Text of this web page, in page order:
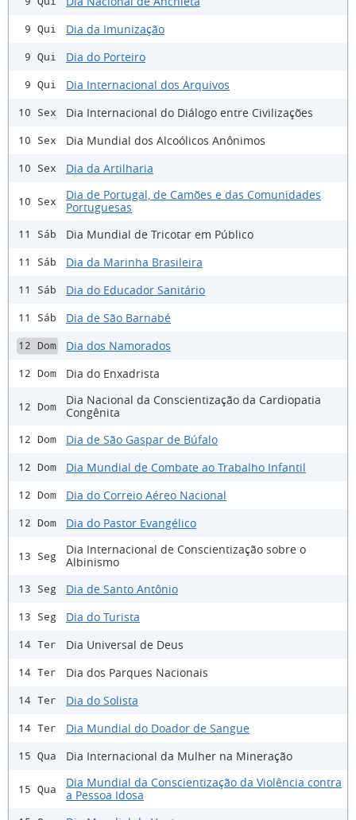
9 Qui Dia da Imunização
9 Qui Dia do Porteiro
9 Qui Dia Internacional dos Arquivos
10 Sex Dia Internacional do Diálogo entre Civilizações
10 Sex Dia Mundial dos Alcoólicos Anônimos
10 Sex Dia da Artilharia
10 Sex
Dia de Portugal, de Camões e das Comunidades
Portuguesas
11 Sáb Dia Mundial de Tricotar em Público
11 Sáb Dia da Marinha Brasileira
11 Sáb Dia do Educador Sanitário
11 Sáb Dia de São Barnabé
12 Dom Dia dos Namorados
12 Dom Dia do Enxadrista
12 Dom
Dia Nacional da Conscientização da Cardiopatia
Congênita
12 Dom Dia de São Gaspar de Búfalo
12 Dom Dia Mundial de Combate ao Trabalho Infantil
12 Dom Dia do Correio Aéreo Nacional
12 Dom Dia do Pastor Evangélico
13 Seg
Dia Internacional de Conscientização sobre o
Albinismo
13 Seg Dia de Santo Antônio
13 Seg Dia do Turista
14 Ter Dia Universal de Deus
14 Ter Dia dos Parques Nacionais
14 Ter Dia do Solista
14 Ter Dia Mundial do Doador de Sangue
15 Qua Dia Internacional da Mulher na Mineração
15 Qua
Dia Mundial da Conscientização da Violência contra
a Pessoa Idosa